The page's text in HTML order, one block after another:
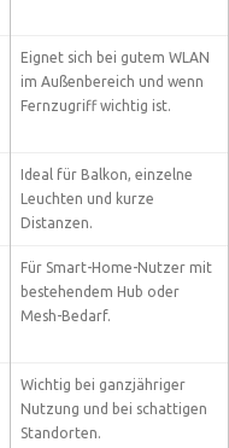
Eignet sich bei gutem WLAN
im Außenbereich und wenn
Fernzugriff wichtig ist.
Ideal für Balkon, einzelne
Leuchten und kurze
Distanzen.
Für Smart-Home-Nutzer mit
bestehendem Hub oder
Mesh-Bedarf.
Wichtig bei ganzjähriger
Nutzung und bei schattigen
Standorten.